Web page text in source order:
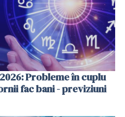
Probleme în cuplu
fac bani - previziuni